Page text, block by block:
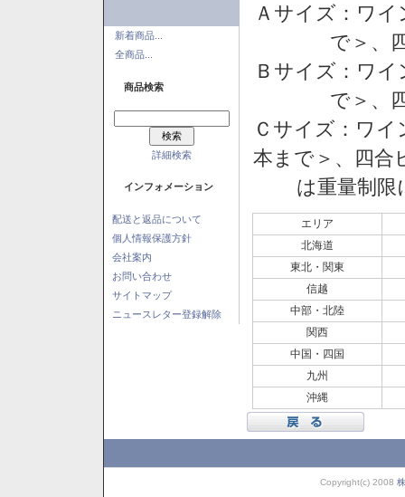
新着商品...
全商品...
商品検索
詳細検索
インフォメーション
配送と返品について
個人情報保護方針
会社案内
お問い合わせ
サイトマップ
ニュースレター登録解除
Ａサイズ：ワ
で＞、
Ｂサイズ：ワ
で＞、
Ｃサイズ：ワイ
本まで＞、四
は重量制
エリア
北海道
東北・関東
信越
中部・北陸
関西
中国・四国
九州
沖縄
Copyright(c) 2008